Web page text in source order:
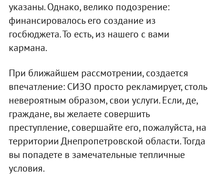
указаны. Однако, велико подозрение:
финансировалось его создание из
госбюджета. То есть, из нашего с вами
кармана.
При ближайшем рассмотрении, создается
впечатление: СИЗО просто рекламирует, столь
невероятным образом, свои услуги. Если, де,
граждане, вы желаете совершить
преступление, совершайте его, пожалуйста, на
территории Днепропетровской области. Тогда
вы попадете в замечательные тепличные
условия.